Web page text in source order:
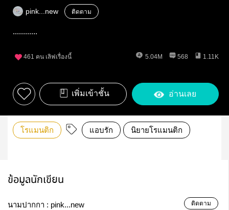
pink...new ติดตาม
............
461 คน เลิฟเรื่องนี้ 5.04M 568 1.11K
เพิ่มเข้าชั้น อ่านเลย
โรแมนติก แอบรัก นิยายโรแมนติก
ข้อมูลนักเขียน
นามปากกา : pink...new ติดตาม